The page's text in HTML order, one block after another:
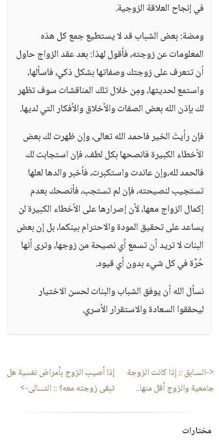
في إنجاح العلاقة الزوجية.
ومضة: بعض الشباب قد لا يستطيع جمع كل هذه
المعلومات عن زوجته، فأقول لهذا: بعد عقد الزواج حاول
أن تتعرف على زوجتك وصفاتها بشكل ذكي، فاسألها،
واستمع لحديثها، ومِن خلال تلك المناقشات سوف تظهر
لك بإذن الله بعض الصفات والأخلاق والأفكار التي لديها.
فإن رأيتَ الخير فاحمد الله تعالى، وإن ظهرت لك بعض
الأخطاء الكبيرة فانصحها بكل لطف، فإن استجابت لك
فالحمد لله،وإن عاندت واستكبرت، فأخبر والدها لعلها
تستجيب لنصيحته، فإن لم تستجب، فأنصحك بعدم
إكمال الزواج معها، لأن إصرارها على الأخطاء الكبيرة لن
يساعد على تحقيق المودة والاحترام بينكما، بل إن بعض
البنات لا تريد أن تسمع أي نصيحة من زوجها، وترى أنها
حُرَّة في كل شيء بدون أي قيود.
نسأل الله أن يوفق الشباب والبنات لحسن الاختيار
ليحققوا السعادة والاستقرار الأسري.
<-السـابق ::إذا كانت الزوجة
جامعية والزوج أقل منها..
إذا أصيب الزوج بأمراض نفسية هل
تبقى زوجته معه؟ :: التـــالى->
مختارات